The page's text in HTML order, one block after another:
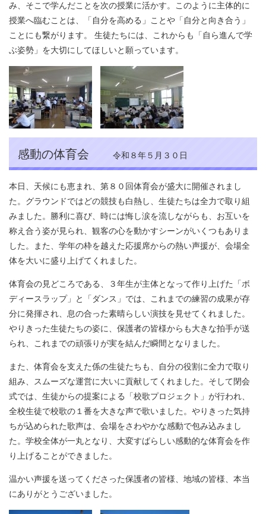
み、そこで学んだことを次の授業に活かす。このように主体的に
授業へ臨むことは、「自分を高める」ことや「自分と向き合う」
ことにも繋がります。 生徒たちには、これからも「自ら進んで学
ぶ姿勢」を大切にしてほしいと願っています。
感動の体育会 令和８年５月３０日
本日、天候にも恵まれ、第８０回体育会が盛大に開催されまし
た。グラウンドではどの競技も白熱し、生徒たちは全力で取り組
みました。勝利に喜び、時には悔し涙を流しながらも、お互いを
称え合う姿が見られ、観客の心を動かすシーンがいくつもありま
した。また、学年の枠を越えた応援席からの熱い声援が、会場全
体を大いに盛り上げてくれました。
体育会の見どころである、３年生が主体となって作り上げた「ボ
ディースラップ」と「ダンス」では、これまでの練習の成果が存
分に発揮され、息の合った素晴らしい演技を見せてくれました。
やりきった生徒たちの姿に、保護者の皆様からも大きな拍手が送
られ、これまでの頑張りが実を結んだ瞬間となりました。
また、体育会を支えた係の生徒たちも、自分の役割に全力で取り
組み、スムーズな運営に大いに貢献してくれました。そして閉会
式では、生徒からの提案による「校歌プロジェクト」が行われ、
全校生徒で校歌の１番を大きな声で歌いました。やりきった気持
ちが込められた歌声は、会場をさわやかな感動で包み込みまし
た。学校全体が一丸となり、大変すばらしい感動的な体育会を作
り上げることができました。
温かい声援を送ってくださった保護者の皆様、地域の皆様、本当
にありがとうございました。